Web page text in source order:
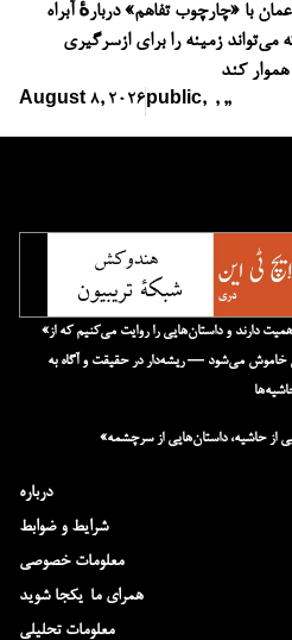
با «چارچوب تفاهم» دربارهٔ آبراه
زمینه را برای ازسرگیری
کند
August 8, 2026 public, ,,,
درباره
شرایط و ضوابط
معلومات خصوصی
همرای ما-یکجا شوید
معلومات تحلیلی
«ما صداهایی را بازتاب می‌دهیم که اهمیت دارند و داستان‌هایی را روایت می‌کنیم که از
خاموش می‌شود — ریشه‌دار در حقیقت و آگاه به